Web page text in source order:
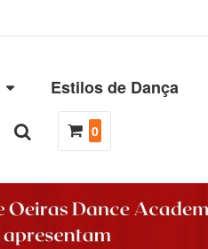
Estilos de Dança
0